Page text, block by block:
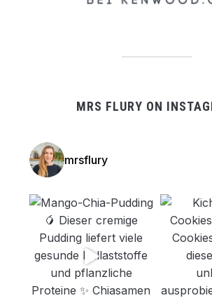
MRS FLURY ON
mrsflury